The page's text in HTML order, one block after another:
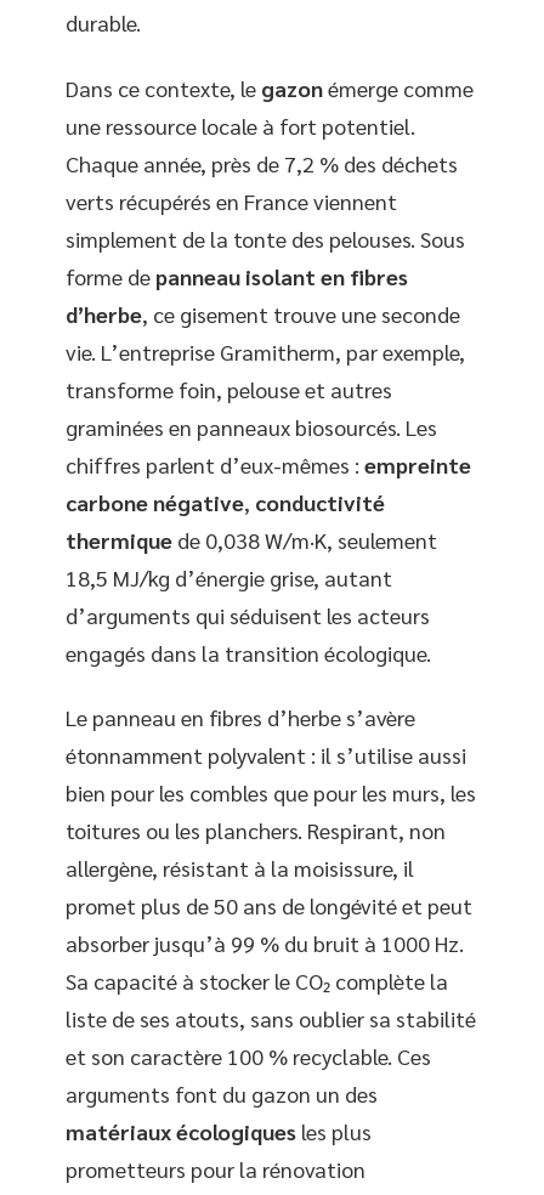
durable.
Dans ce contexte, le gazonémerge comme
une ressource locale à fort potentiel.
Chaque année, près de 7,2 % des déchets
verts récupérés en France viennent
simplement de la tonte des pelouses. Sous
forme de panneau isolant en fibres
d’herbe, ce gisement trouve une seconde
vie. L’entreprise Gramitherm, par exemple,
transforme foin, pelouse et autres
graminées en panneaux biosourcés. Les
chiffres parlent d’eux-mêmes : empreinte
carbone négative, conductivité
thermique de 0,038 W/m·K, seulement
18,5 MJ/kg d’énergie grise, autant
d’arguments qui séduisent les acteurs
engagés dans la transition écologique.
Le panneau en fibres d’herbe s’avère
étonnamment polyvalent : il s’utilise aussi
bien pour les combles que pour les murs, les
toitures ou les planchers. Respirant, non
allergène, résistant à la moisissure, il
promet plus de 50 ans de longévité et peut
absorber jusqu’à 99 % du bruit à 1000 Hz.
Sa capacité à stocker le CO₂ complète la
liste de ses atouts, sans oublier sa stabilité
et son caractère 100 % recyclable. Ces
arguments font du gazon un des
matériaux écologiques les plus
prometteurs pour la rénovation